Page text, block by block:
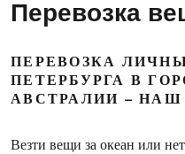
Перевозка
ПЕРЕВОЗКА
ПЕТЕРБУРГА В
АВСТРАЛИИ –
Везти вещи за океан или